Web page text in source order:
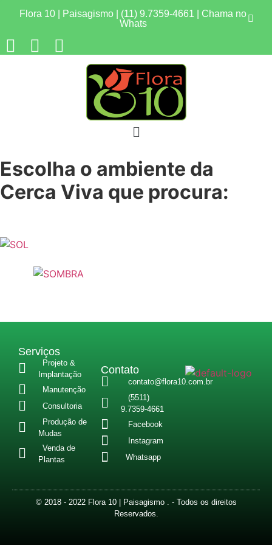
Flora 10 | Paisagismo | (11) 9.7359-4661 | Chama no
Whats
Escolha o ambiente da
Cerca Viva que procura:
Serviços
Projeto &
Implantação
Manutenção
Consultoria
Produção de
Mudas
Venda de
Plantas
Contato
contato@flora10.com.br
(5511)
9.7359-4661
Facebook
Instagram
Whatsapp
© 2018 - 2022 Flora 10 | Paisagismo . - Todos os direitos
Reservados.